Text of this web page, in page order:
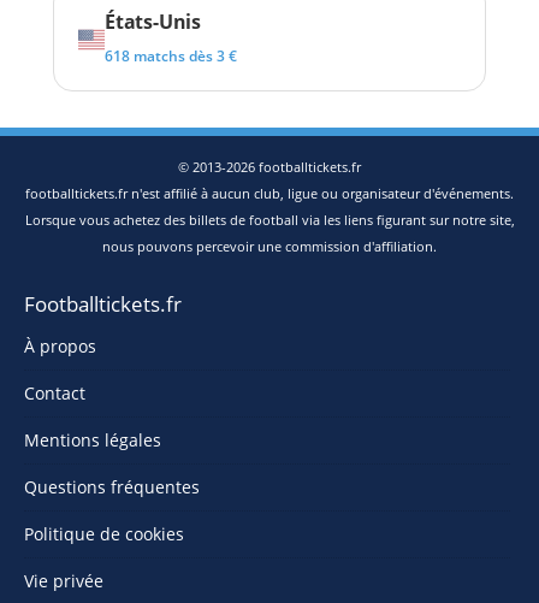
États-Unis
618 matchs dès 3 €
© 2013-2026 footballtickets.fr
footballtickets.fr n'est affilié à aucun club, ligue ou organisateur d'événements.
Lorsque vous achetez des billets de football via les liens figurant sur notre site,
nous pouvons percevoir une commission d'affiliation.
Footballtickets.fr
À propos
Contact
Mentions légales
Questions fréquentes
Politique de cookies
Vie privée